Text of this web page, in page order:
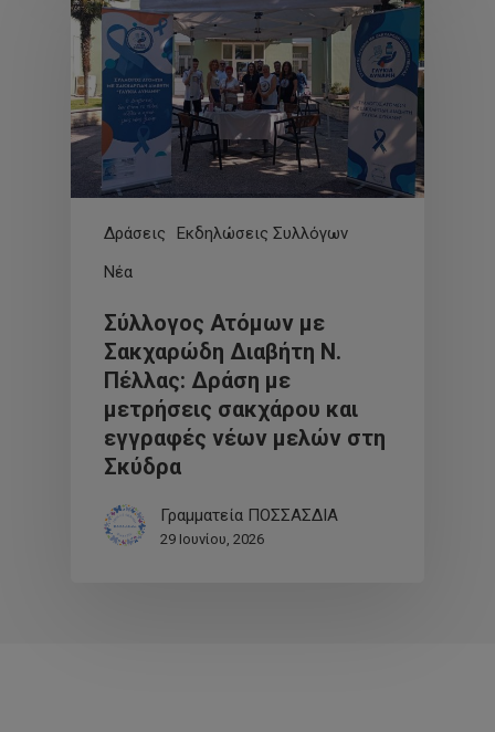
Δράσεις
Εκδηλώσεις Συλλόγων
Νέα
Σύλλογος Ατόμων με
Σακχαρώδη Διαβήτη Ν.
Πέλλας: Δράση με
μετρήσεις σακχάρου και
εγγραφές νέων μελών στη
Σκύδρα
Γραμματεία ΠΟΣΣΑΣΔΙΑ
29 Ιουνίου, 2026